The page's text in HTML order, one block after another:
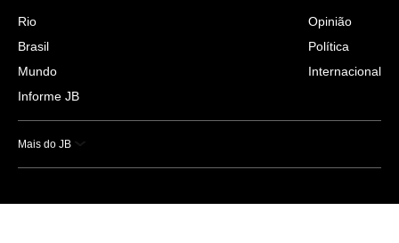
Rio
Brasil
Mundo
Informe JB
Opinião
Política
Internacional
Mais do JB
Esportes